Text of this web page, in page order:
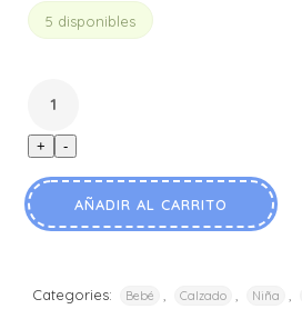
5 disponibles
+ -
AÑADIR AL CARRITO
Categories: Bebé Calzado Niña